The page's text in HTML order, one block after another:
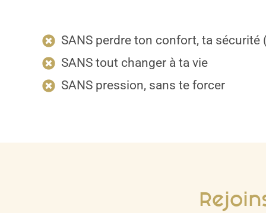
SANS perdre ton confort, ta sécurité
SANS tout changer à ta vie
SANS pression, sans te forcer